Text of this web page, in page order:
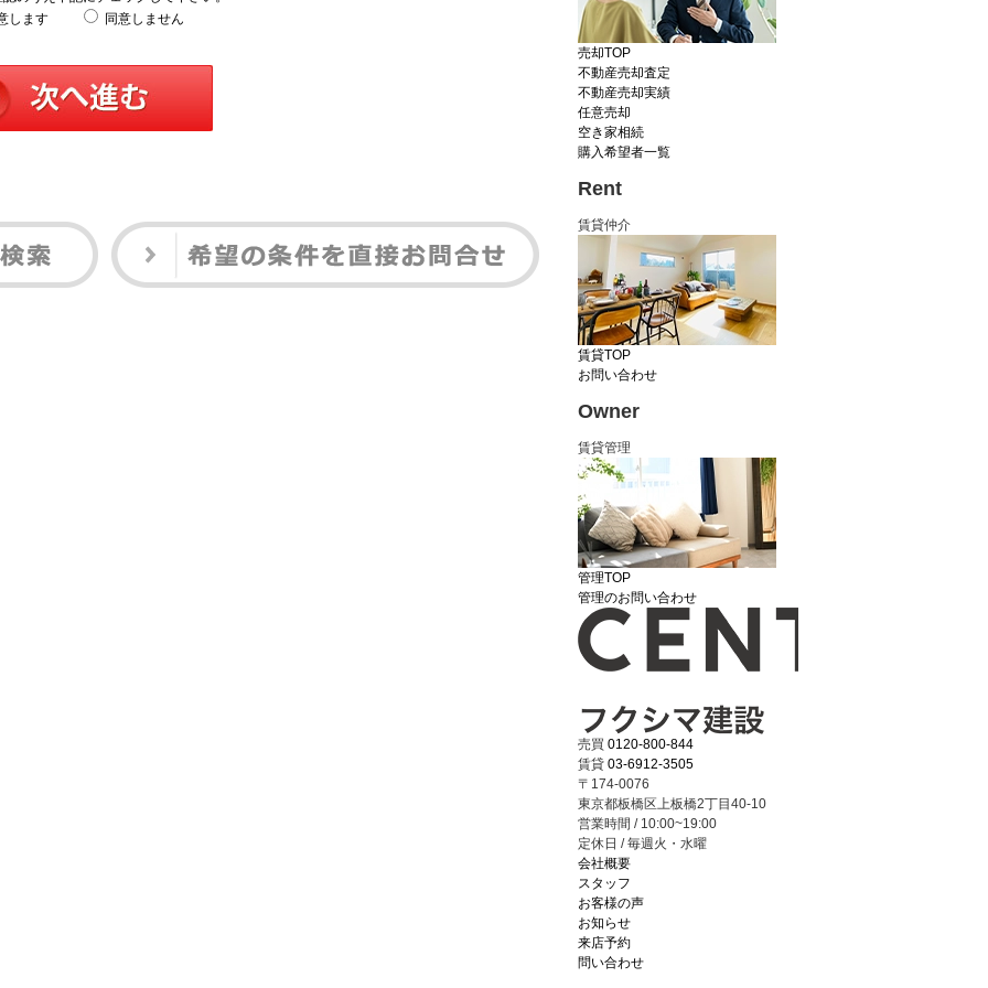
します
同意しません
売却TOP
不動産売却査定
不動産売却実績
任意売却
空き家相続
購入希望者一覧
Rent
賃貸仲介
賃貸TOP
お問い合わせ
Owner
賃貸管理
管理TOP
管理のお問い合わせ
売買 0120-800-844
賃貸 03-6912-3505
〒174-0076
東京都板橋区上板橋2丁目40-10
営業時間 / 10:00~19:00
定休日 / 毎週火・水曜
会社概要
スタッフ
お客様の声
お知らせ
来店予約
問い合わせ